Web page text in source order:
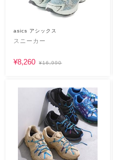
asics アシックス
スニーカー
¥8,260 ¥16,990